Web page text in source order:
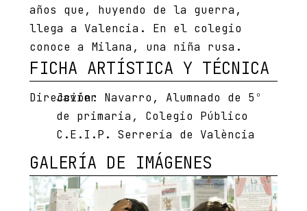
años que, huyendo de la guerra,
llega a Valencia. En el colegio
conoce a Milana, una niña rusa.
FICHA ARTÍSTICA Y TÉCNICA
Dirección:
Javier Navarro, Alumnado de 5º
de primaria, Colegio Público
C.E.I.P. Serrería de València
GALERÍA DE IMÁGENES